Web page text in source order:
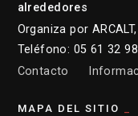
alrededores
Organiza por
Teléfono: 05 61 32
Contacto
MAPA DEL SITIO